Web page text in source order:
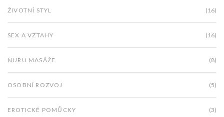
ŽIVOTNÍ STYL (16)
SEX A VZTAHY (16)
NURU MASÁŽE (8)
OSOBNÍ ROZVOJ (5)
EROTICKÉ POMŮCKY (3)